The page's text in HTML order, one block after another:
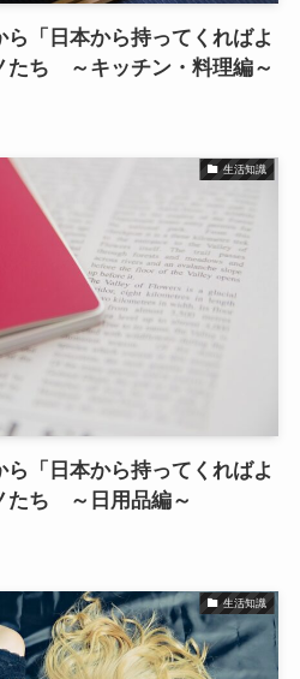
「日本から持ってくればよ
たち ～キッチン・料理編～
生活知識
「日本から持ってくればよ
たち ～日用品編～
生活知識